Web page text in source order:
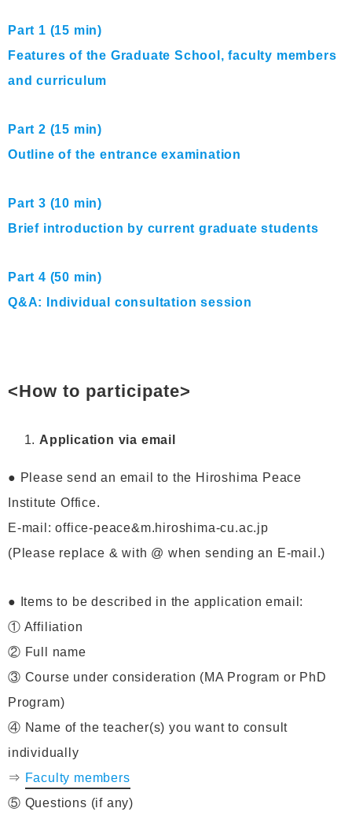
Part 1 (15 min)
Features of the Graduate School, faculty members
and curriculum
Part 2 (15 min)
Outline of the entrance examination
Part 3 (10 min)
Brief introduction by current graduate students
Part 4 (50 min)
Q&A: Individual consultation session
<How to participate>
Application via email
● Please send an email to the Hiroshima Peace
Institute Office.
E-mail: office-peace&m.hiroshima-cu.ac.jp
(Please replace & with @ when sending an E-mail.)
● Items to be described in the application email:
① Affiliation
② Full name
③ Course under consideration (MA Program or PhD
Program)
④ Name of the teacher(s) you want to consult
individually
⇒ Faculty members
⑤ Questions (if any)